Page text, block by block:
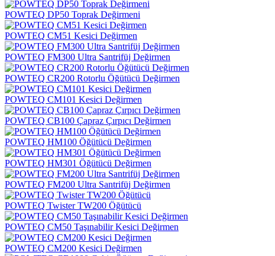
POWTEQ DP50 Toprak Değirmeni
POWTEQ CM51 Kesici Değirmen
POWTEQ FM300 Ultra Santrifüj Değirmen
POWTEQ CR200 Rotorlu Öğütücü Değirmen
POWTEQ CM101 Kesici Değirmen
POWTEQ CB100 Çapraz Çırpıcı Değirmen
POWTEQ HM100 Öğütücü Değirmen
POWTEQ HM301 Öğütücü Değirmen
POWTEQ FM200 Ultra Santrifüj Değirmen
POWTEQ Twister TW200 Öğütücü
POWTEQ CM50 Taşınabilir Kesici Değirmen
POWTEQ CM200 Kesici Değirmen